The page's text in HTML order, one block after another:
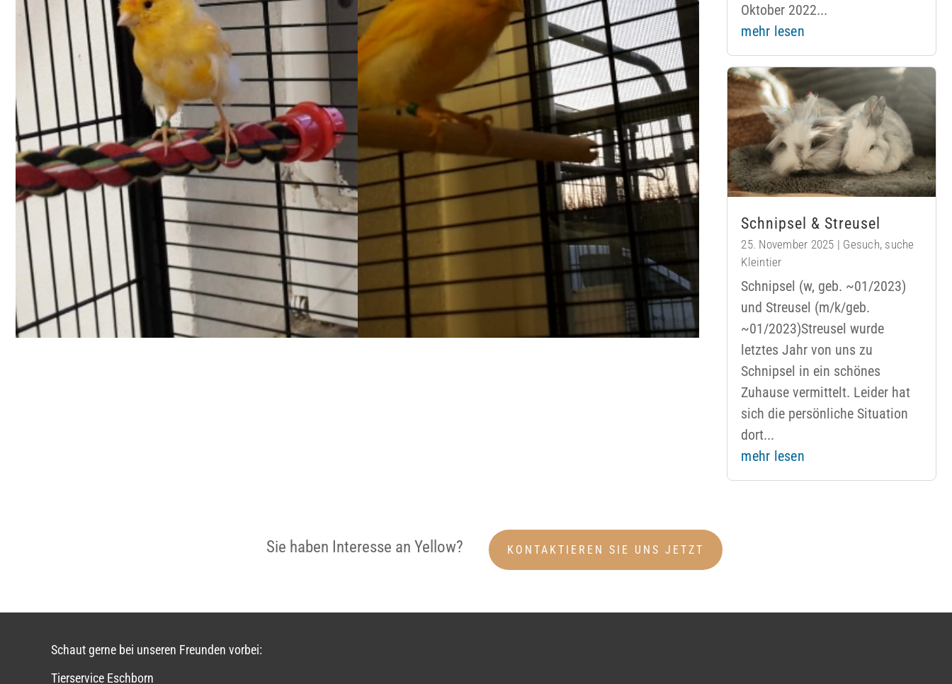
Oktober 2022...
mehr lesen
Schnipsel & Streusel
25. November 2025 | Gesuch, suche
Kleintier
Schnipsel (w, geb. ~01/2023)
und Streusel (m/k/geb.
~01/2023)Streusel wurde
letztes Jahr von uns zu
Schnipsel in ein schönes
Zuhause vermittelt. Leider hat
sich die persönliche Situation
dort...
mehr lesen
Sie haben Interesse an Yellow? KONTAKTIEREN SIE UNS JETZT
Schaut gerne bei unseren Freunden vorbei:
Tierservice Eschborn